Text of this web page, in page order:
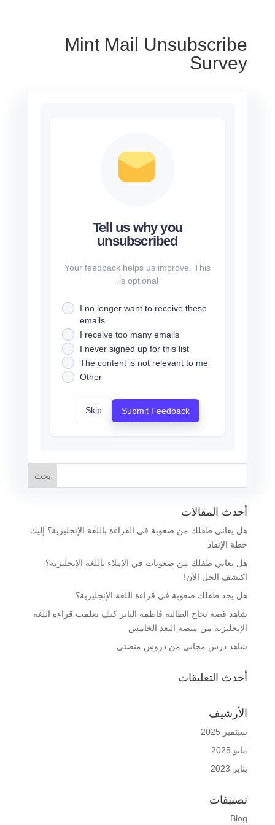
Mint Mail Unsubscribe
Survey
Tell us why you
unsubscribed
Your feedback helps us improve. This
is optional.
I no longer want to receive these
emails
I receive too many emails
I never signed up for this list
The content is not relevant to me
Other
Submit Feedback
Skip
أحدث المقالات
هل يعاني طفلك من صعوبة في القراءة باللغة الإنجليزية؟ إليك
خطة الإنقاذ
هل يعاني طفلك من صعوبات في الإملاء باللغة الإنجليزية؟
اكتشف الحل الآن!
هل يجد طفلك صعوبة في قراءة اللغة الإنجليزية؟
شاهد قصة نجاح الطالبة فاطمة الباير كيف تعلمت قراءة اللغة
الإنجليزية من منصة البعد الخامس
شاهد درس مجاني من دروس منصتي
أحدث التعليقات
الأرشيف
سبتمبر 2025
مايو 2025
يناير 2023
تصنيفات
Blog